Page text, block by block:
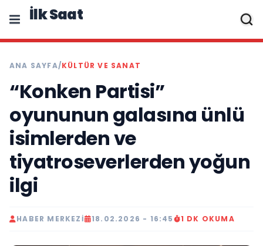
İlk Saat
ANA SAYFA/KÜLTÜR VE SANAT
“Konken Partisi”
oyununun galasına ünlü
isimlerden ve
tiyatroseverlerden yoğun
ilgi
HABER MERKEZI 18.02.2026 - 16:45 1 DK OKUMA